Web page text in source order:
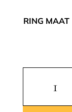
RING MAAT
Vergulden